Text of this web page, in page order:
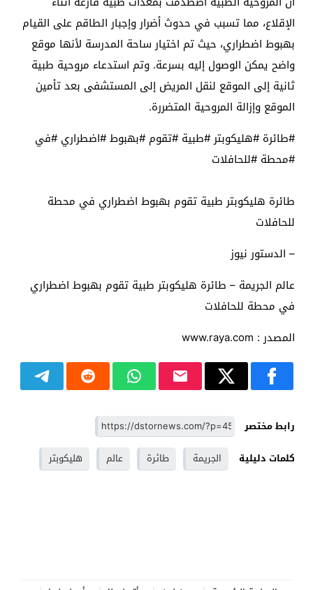
الإقلاع، مما تسبب في حدوث أضرار وإجبار الطاقم على القيام
بهبوط اضطراري، حيث تم اختيار ساحة المدرسة لأنها موقع
واضح يمكن الوصول إليه بسرعة. وتم استدعاء مروحية طبية
ثانية إلى الموقع لنقل المريض إلى المستشفى بعد تأمين
الموقع وإزالة المروحية المتضررة.
#طائرة #هليكوبتر #طبية #تقوم #بهبوط #اضطراري #في
#محطة #للحافلات
طائرة هليكوبتر طبية تقوم بهبوط اضطراري في محطة
للحافلات
– الدستور نيوز
عالم الجريمة – طائرة هليكوبتر طبية تقوم بهبوط اضطراري
في محطة للحافلات
المصدر : www.raya.com
رابط مختصر
كلمات دليلية
الجريمة طائرة عالم هليكوبتر